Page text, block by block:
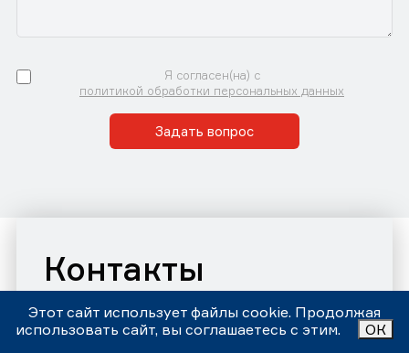
Я согласен(на) с
политикой обработки персональных данных
Задать вопрос
Контакты
Автосервис «Центр Правильного Обслуживания»
Принимаем звонки и заявки с 9:00 до 21:00 Ежедневно
Номер телефона: +7 (343)302-17-80
Этот сайт использует файлы cookie. Продолжая
использовать сайт, вы соглашаетесь с этим.
ОК